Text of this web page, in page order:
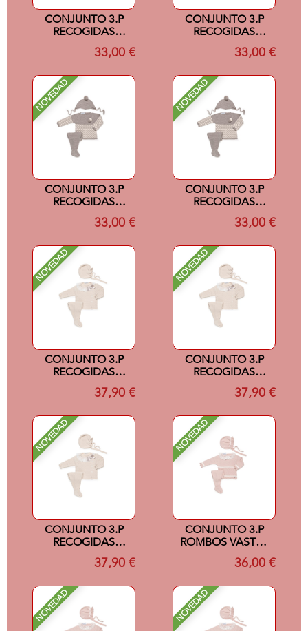
CONJUNTO 3.P
RECOGIDAS
COLOR
VISON/CREMA 0M
33,00 €
CONJUNTO 3.P
RECOGIDAS
COLOR
VISON/CREMA 1M
33,00 €
NOVEDAD
CONJUNTO 3.P
RECOGIDAS
COLOR
VISON/CREMA 3M
33,00 €
NOVEDAD
CONJUNTO 3.P
RECOGIDAS
COLOR
VISON/CREMA 6M
33,00 €
NOVEDAD
CONJUNTO 3.P
RECOGIDAS
PUNTILLA CREMA
37,90 €
NOVEDAD
CONJUNTO 3.P
RECOGIDAS
PUNTILLA CREMA
37,90 €
NOVEDAD
CONJUNTO 3.P
RECOGIDAS
PUNTILLA CREMA
37,90 €
NOVEDAD
CONJUNTO 3.P
ROMBOS VASTAS
ROSAPALO/CRUDO
36,00 €
NOVEDAD NOVEDAD